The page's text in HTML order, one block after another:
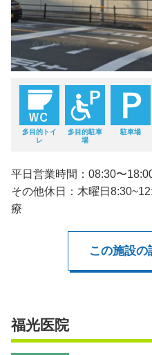
多目的トイ
レ
多目的駐車
場
駐車場
平日営業時間：08:30〜
その他休日：木曜日
療
この施設の
福光医院